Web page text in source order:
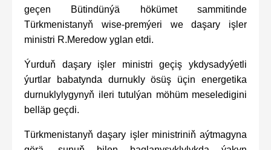
geçen Bütindünýä hökümet sammitinde
Türkmenistanyň wise-premýeri we daşary işler
ministri R.Meredow yglan etdi.
Ýurduň daşary işler ministri geçiş ykdysadyýetli
ýurtlar babatynda durnukly ösüş üçin energetika
durnuklylygynyň ileri tutulýan möhüm meseledigini
belläp geçdi.
Türkmenistanyň daşary işler ministriniň aýtmagyna